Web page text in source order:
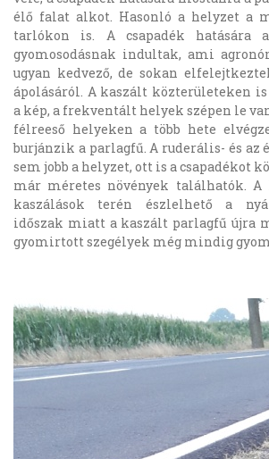
élő falat alkot. Hasonló a helyzet a
tarlókon is. A csapadék hatására
gyomosodásnak indultak, ami
ugyan kedvező, de sokan
ápolásáról. A kaszált közterületeken
a kép, a frekventált helyek szépen le
félreeső helyeken a több hete
burjánzik a parlagfű. A ruderális- és az
sem jobb a helyzet, ott is a csapadékot
már méretes növények találhatók. A
kaszálások terén észlelhető a
időszak miatt a kaszált parlagfű újra
gyomirtott szegélyek még mindig